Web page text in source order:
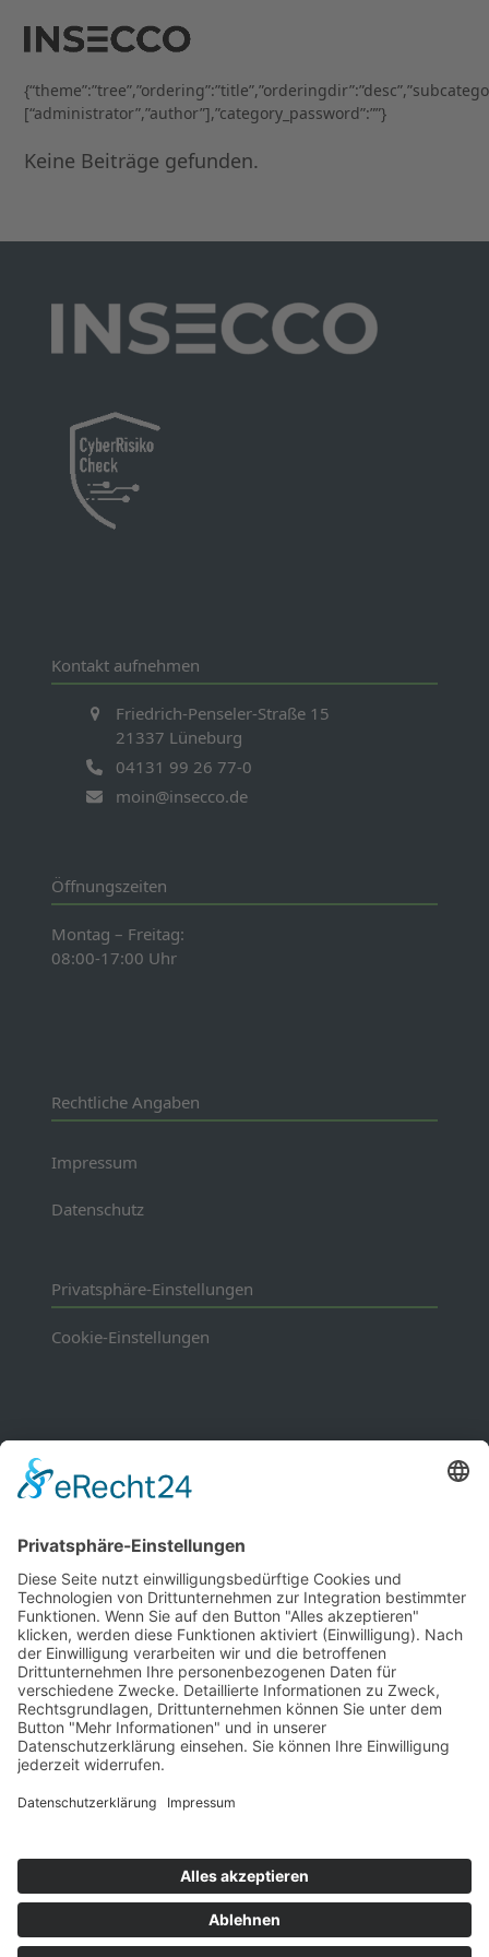
content
mobile
menu
mobile
menu
[“administrator”,”author”],”category_password”:””}
Keine Beiträge gefunden.
Kontakt aufnehmen
Friedrich-Penseler-Straße 15
21337 Lüneburg
04131 99 26 77-0
moin@insecco.de
Öffnungszeiten
Montag – Freitag:
08:00-17:00 Uhr
Rechtliche Angaben
Impressum
Datenschutz
Privatsphäre-Einstellungen
Cookie-Einstellungen
Mitgliedschaften